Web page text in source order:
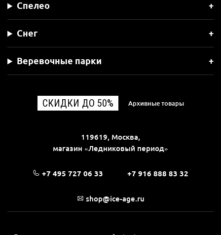
Спелео
Снег
Веревочные парки
СКИДКИ ДО 50% Архивные товары
119619, Москва,
магазин «Ледниковый период»
+7 495 727 06 33 +7 916 888 83 32
shop@ice-age.ru